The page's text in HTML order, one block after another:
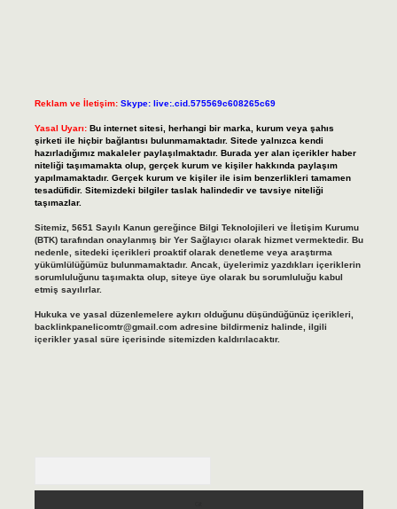
Reklam ve İletişim: Skype: live:.cid.575569c608265c69
Yasal Uyarı: Bu internet sitesi, herhangi bir marka, kurum veya şahıs
şirketi ile hiçbir bağlantısı bulunmamaktadır. Sitede yalnızca kendi
hazırladığımız makaleler paylaşılmaktadır. Burada yer alan içerikler haber
niteliği taşımamakta olup, gerçek kurum ve kişiler hakkında paylaşım
yapılmamaktadır. Gerçek kurum ve kişiler ile isim benzerlikleri tamamen
tesadüfidir. Sitemizdeki bilgiler taslak halindedir ve tavsiye niteliği
taşımazlar.
Sitemiz, 5651 Sayılı Kanun gereğince Bilgi Teknolojileri ve İletişim Kurumu
(BTK) tarafından onaylanmış bir Yer Sağlayıcı olarak hizmet vermektedir. Bu
nedenle, sitedeki içerikleri proaktif olarak denetleme veya araştırma
yükümlülüğümüz bulunmamaktadır. Ancak, üyelerimiz yazdıkları içeriklerin
sorumluluğunu taşımakta olup, siteye üye olarak bu sorumluluğu kabul
etmiş sayılırlar.
Hukuka ve yasal düzenlemelere aykırı olduğunu düşündüğünüz içerikleri,
backlinkpanelicomtr@gmail.comadresine bildirmeniz halinde, ilgili
içerikler yasal süre içerisinde sitemizden kaldırılacaktır.